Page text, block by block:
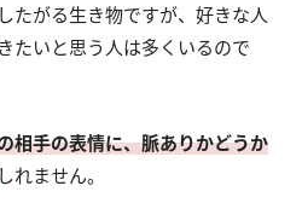
たがる生き物ですが、好きな人
たいと思う人は多くいるので
相手の表情に、脈ありかどうか
しれません。